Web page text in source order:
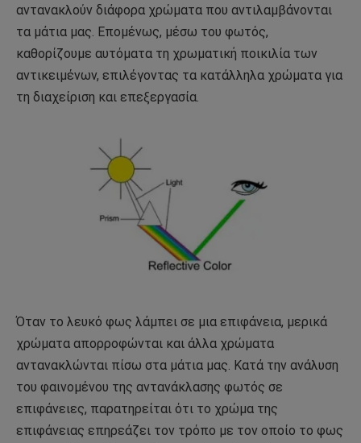
αντανακλούν διάφορα χρώματα που αντιλαμβάνονται
τα μάτια μας. Επομένως, μέσω του φωτός,
καθορίζουμε αυτόματα τη χρωματική ποικιλία των
αντικειμένων, επιλέγοντας τα κατάλληλα χρώματα για
τη διαχείριση και επεξεργασία.
Όταν το λευκό φως λάμπει σε μια επιφάνεια, μερικά
χρώματα απορροφώνται και άλλα χρώματα
αντανακλώνται πίσω στα μάτια μας. Κατά την ανάλυση
του φαινομένου της αντανάκλασης φωτός σε
επιφάνειες, παρατηρείται ότι το χρώμα της
επιφάνειας επηρεάζει τον τρόπο με τον οποίο το φως